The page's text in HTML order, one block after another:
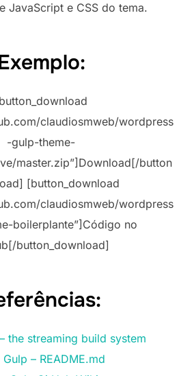
JavaScript e CSS do tema.
claudiosmweb/wordpress
-gulp-theme-
master.zip”]Download[/button
[button_download
claudiosmweb/wordpress
boilerplante”]Código no
button_download]
the streaming build system
Gulp – README.md